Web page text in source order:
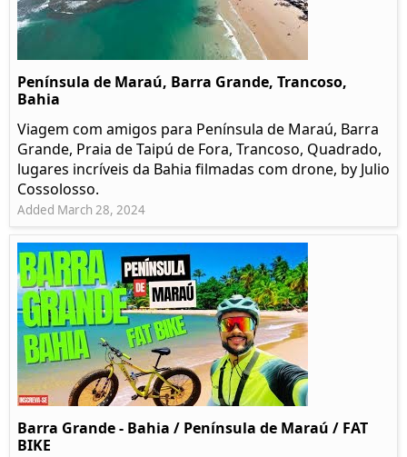
Península de Maraú, Barra Grande, Trancoso,
Bahia
Viagem com amigos para Península de Maraú, Barra
Grande, Praia de Taipú de Fora, Trancoso, Quadrado,
lugares incríveis da Bahia filmadas com drone, by Julio
Cossolosso.
Added March 28, 2024
Barra Grande - Bahia / Península de Maraú / FAT
BIKE